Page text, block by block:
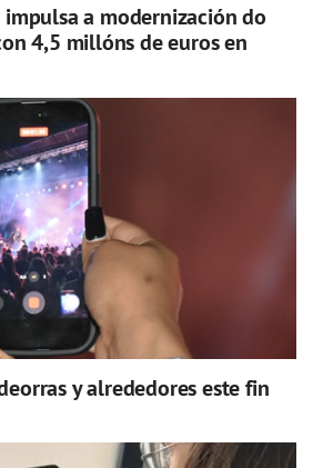
impulsa a modernización do
4,5 millóns de euros en
y alrededores este fin